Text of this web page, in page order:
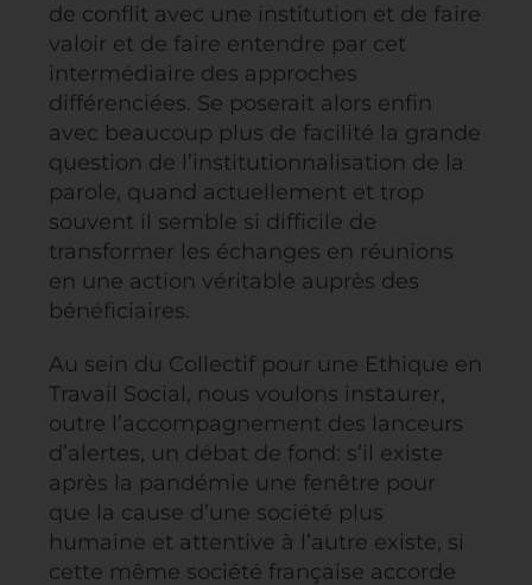
de conflit avec une institution et de faire
valoir et de faire entendre par cet
intermédiaire des approches
différenciées. Se poserait alors enfin
avec beaucoup plus de facilité la grande
question de l’institutionnalisation de la
parole, quand actuellement et trop
souvent il semble si difficile de
transformer les échanges en réunions
en une action véritable auprès des
bénéficiaires.
Au sein du Collectif pour une Ethique en
Travail Social, nous voulons instaurer,
outre l’accompagnement des lanceurs
d’alertes, un débat de fond: s’il existe
après la pandémie une fenêtre pour
que la cause d’une société plus
humaine et attentive à l’autre existe, si
cette même société française accorde